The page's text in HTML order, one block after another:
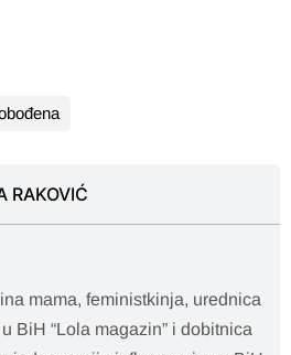
RAKOVIĆ
mama, feministkinja, urednica
BiH “Lola magazin” i dobitnica